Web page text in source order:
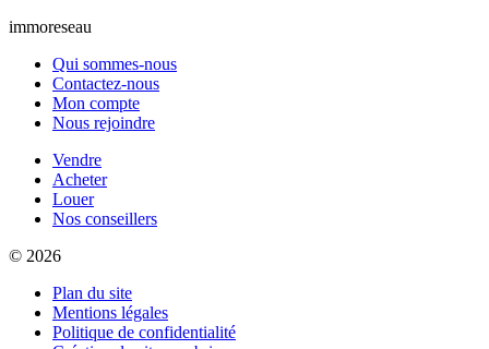
immoreseau
Qui sommes-nous
Contactez-nous
Mon compte
Nous rejoindre
Vendre
Acheter
Louer
Nos conseillers
© 2026
Plan du site
Mentions légales
Politique de confidentialité